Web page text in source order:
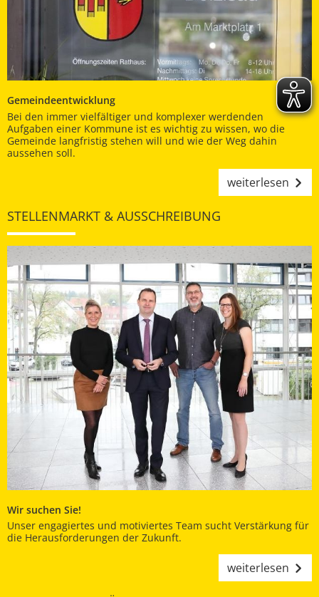
Gemeindeentwicklung
Bei den immer vielfältiger und komplexer werdenden
Aufgaben einer Kommune ist es wichtig zu wissen, wo die
Gemeinde langfristig stehen will und wie der Weg dahin
aussehen soll.
weiterlesen
STELLENMARKT & AUSSCHREIBUNG
Wir suchen Sie!
Unser engagiertes und motiviertes Team sucht Verstärkung für
die Herausforderungen der Zukunft.
weiterlesen